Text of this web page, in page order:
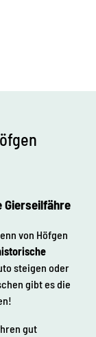
Gierseilfähre
von Höfgen
steigen oder
gibt es die
gut